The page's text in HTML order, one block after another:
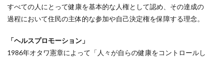
すべての人にとって健康を基本的な人権として認め、その達成の
過程において住民の主体的な参加や自己決定権を保障する理念。
「ヘルスプロモーション」
1986年オタワ憲章によって「人々が自らの健康をコントロールし